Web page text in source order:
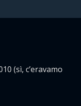
(sì, c’eravamo